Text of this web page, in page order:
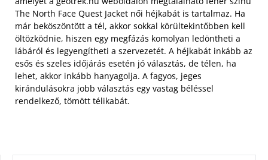
The North Face Quest Jacket női héjkabát is tartalmaz. Ha
már beköszöntött a tél, akkor sokkal körültekintőbben kell
öltözködnie, hiszen egy megfázás komolyan ledöntheti a
lábáról és legyengítheti a szervezetét. A héjkabát inkább az
esős és szeles időjárás esetén jó választás, de télen, ha
lehet, akkor inkább hanyagolja. A fagyos, jeges
kirándulásokra jobb választás egy vastag béléssel
rendelkező, tömött télikabát.